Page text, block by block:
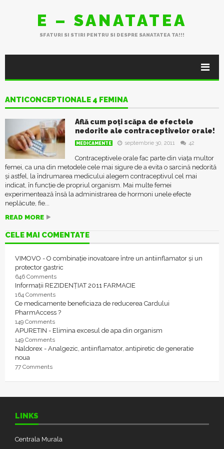
E – SANATATEA
SFATURI SI STIRI PENTRU SI DESPRE SANATATEA TA!!!
ANTICONCEPTIONALE 4 FEMINA
Află cum poți scăpa de efectele
nedorite ale contraceptivelor orale!
MEDICAMENTE septembrie 30, 2011 42
Contraceptivele orale fac parte din viața multor
femei, ca una din metodele cele mai sigure de a evita o sarcină nedorită
și astfel, la îndrumarea medicului alegem contraceptivul cel mai
indicat, în funcție de propriul organism. Mai multe femei
experimentează însă la administrarea de hormoni unele efecte
neplăcute, fie...
READ MORE
CELE MAI COMENTATE
VIMOVO - O combinație inovatoare între un antiinflamator și un
protector gastric
646 Comments
Informații REZIDENȚIAT 2011 FARMACIE
164 Comments
Ce medicamente beneficiaza de reducerea Cardului
PharmAccess ?
149 Comments
APURETIN - Elimina excesul de apa din organism
149 Comments
Naldorex - Analgezic, antiinflamator, antipiretic de generatie
noua
77 Comments
LINKS
Centrala Murala